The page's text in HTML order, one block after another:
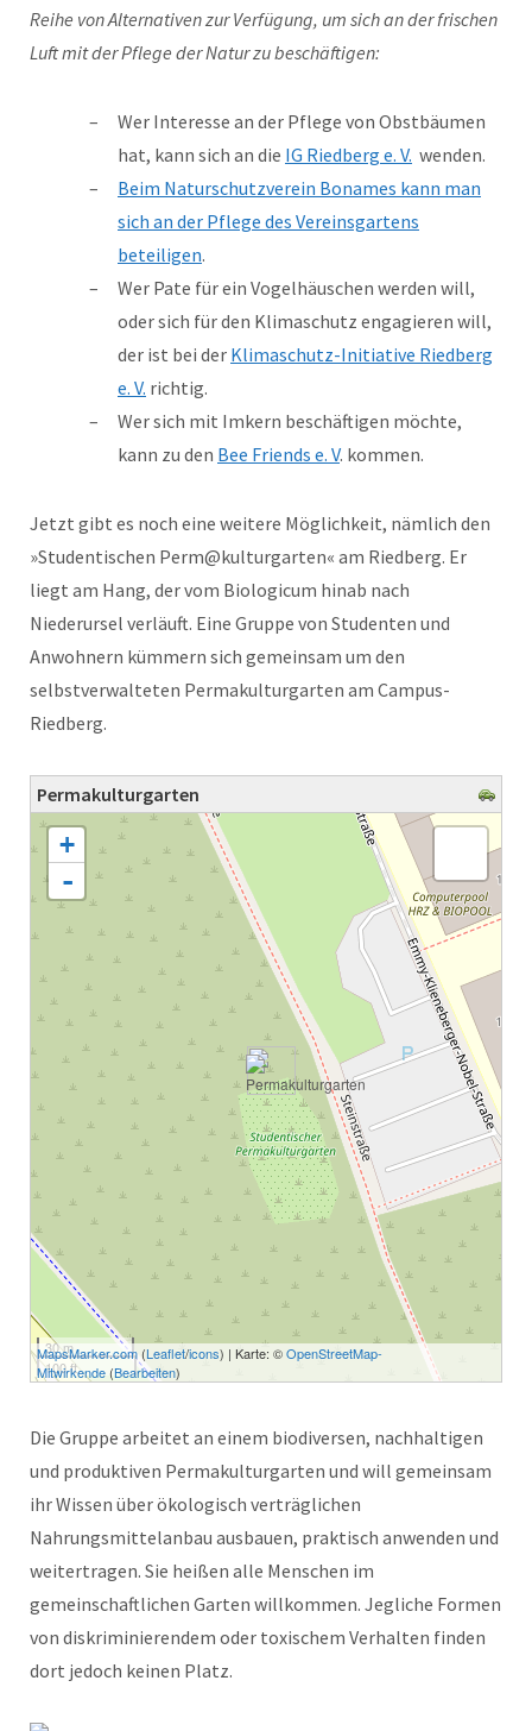
Reihe von Alternativen zur Verfügung, um sich an der frischen
Luft mit der Pflege der Natur zu beschäftigen:
Wer Interesse an der Pflege von Obstbäumen
hat, kann sich an die IG Riedberg e. V. wenden.
Beim Naturschutzverein Bonames kann man
sich an der Pflege des Vereinsgartens
beteiligen.
Wer Pate für ein Vogelhäuschen werden will,
oder sich für den Klimaschutz engagieren will,
der ist bei der Klimaschutz-Initiative Riedberg
e. V. richtig.
Wer sich mit Imkern beschäftigen möchte,
kann zu den Bee Friends e. V. kommen.
Jetzt gibt es noch eine weitere Möglichkeit, nämlich den
»Studentischen Perm@kulturgarten« am Riedberg. Er
liegt am Hang, der vom Biologicum hinab nach
Niederursel verläuft. Eine Gruppe von Studenten und
Anwohnern kümmern sich gemeinsam um den
selbstverwalteten Permakulturgarten am Campus-
Riedberg.
Permakulturgarten
Karte wird geladen - bitte warten...
+
-
30 m
100 ft
MapsMarker.com(Leaflet/icons) | Karte: ©OpenStreetMap-
Mitwirkende (Bearbeiten)
Die Gruppe arbeitet an einem biodiversen, nachhaltigen
und produktiven Permakulturgarten und will gemeinsam
ihr Wissen über ökologisch verträglichen
Nahrungsmittelanbau ausbauen, praktisch anwenden und
weitertragen. Sie heißen alle Menschen im
gemeinschaftlichen Garten willkommen. Jegliche Formen
von diskriminierendem oder toxischem Verhalten finden
dort jedoch keinen Platz.